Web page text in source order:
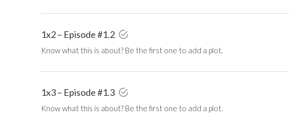
1x2 – Episode #1.2
Know what this is about? Be the first one to add a plot.
1x3 – Episode #1.3
Know what this is about? Be the first one to add a plot.